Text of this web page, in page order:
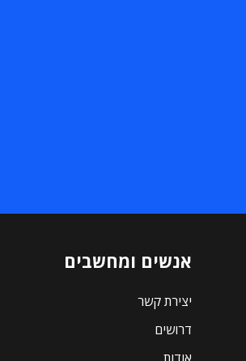
אנשים ומחשבים
יצירת קשר
דרושים